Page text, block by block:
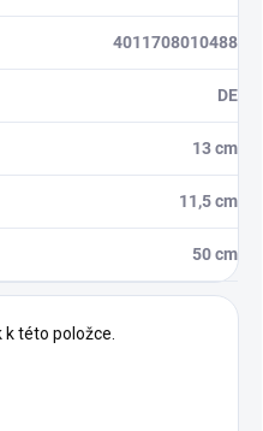
4011708010488
DE
13 cm
11,5 cm
50 cm
k této položce.